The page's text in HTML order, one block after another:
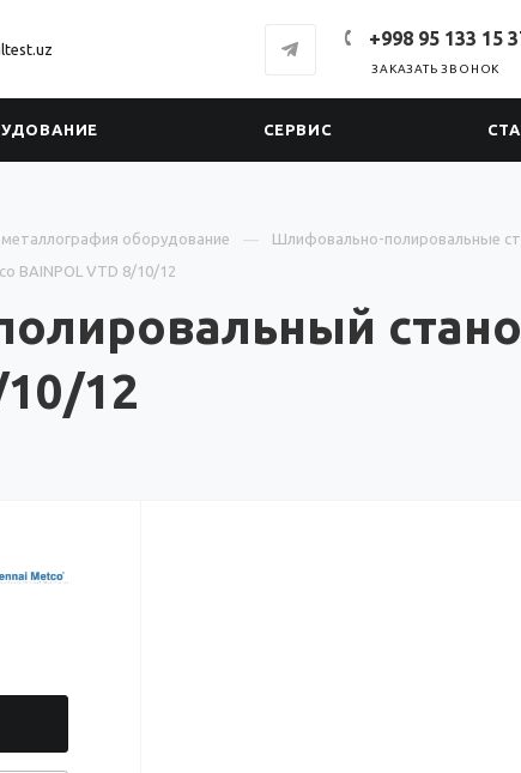
+998 95 133 15
ЗАКАЗАТЬ ЗВОНОК
СЕРВИС
оборудование
Шлифовально-полировальные
BAINPOL VTD 8/10/12
12